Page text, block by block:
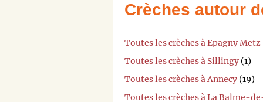
Crèches autour
Toutes les crèches à Epagny
Toutes les crèches à Sillingy (1)
Toutes les crèches à Annecy (19)
Toutes les crèches à La Balme-